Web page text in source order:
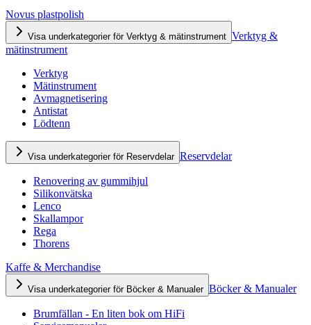
Novus plastpolish
Visa underkategorier för Verktyg & mätinstrument Verktyg &
mätinstrument
Verktyg
Mätinstrument
Avmagnetisering
Antistat
Lödtenn
Visa underkategorier för Reservdelar Reservdelar
Renovering av gummihjul
Silikonvätska
Lenco
Skallampor
Rega
Thorens
Kaffe & Merchandise
Visa underkategorier för Böcker & Manualer Böcker & Manualer
Brumfällan - En liten bok om HiFi